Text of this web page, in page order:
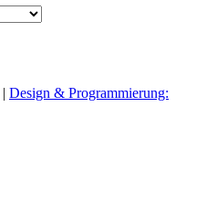
Design & Programmierung: